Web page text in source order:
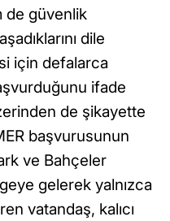
de güvenlik
dile
için defalarca
ifade
de şikayette
başvurusunun
ve Bahçeler
gelerek yalnızca
vatandaş, kalıcı